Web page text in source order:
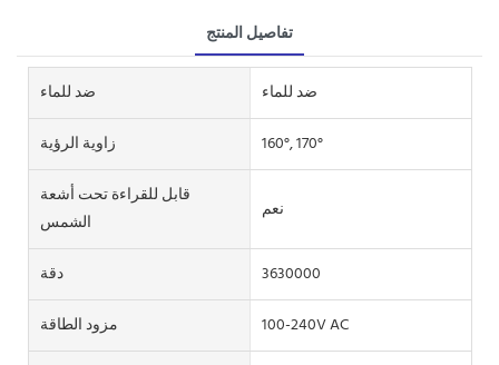
تفاصيل المنتج
ضد للماء
ضد للماء
زاوية الرؤية
160°, 170°
قابل للقراءة تحت أشعة
الشمس
نعم
دقة
3630000
مزود الطاقة
100-240V AC